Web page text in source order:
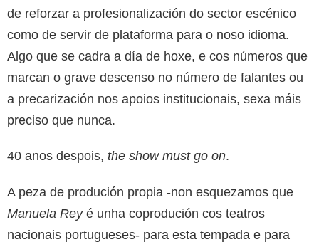
de reforzar a profesionalización do sector escénico
como de servir de plataforma para o noso idioma.
Algo que se cadra a día de hoxe, e cos números que
marcan o grave descenso no número de falantes ou
a precarización nos apoios institucionais, sexa máis
preciso que nunca.
40 anos despois, the show must go on.
A peza de produción propia -non esquezamos que
Manuela Reyé unha coprodución cos teatros
nacionais portugueses- para esta tempada e para